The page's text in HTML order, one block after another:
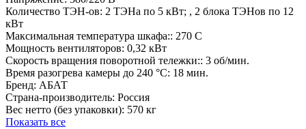
Количество ТЭН-ов: 2 ТЭНа по 5 кВт; , 2 блока ТЭНов по 12
кВт
Максимальная температура шкафа:: 270 С
Мощность вентиляторов: 0,32 кВт
Скорость вращения поворотной тележки:: 3 об/мин.
Время разогрева камеры до 240 °C: 18 мин.
Бренд: АБАТ
Страна-производитель: Россия
Вес нетто (без упаковки): 570 кг
Показать все